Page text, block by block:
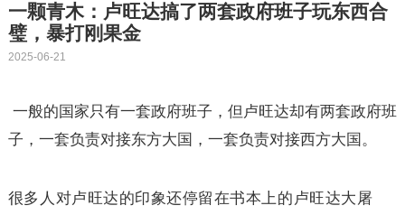
一颗青木：卢旺达搞了两套政府班子玩东西合
璧，暴打刚果金
2025-06-21
一般的国家只有一套政府班子，但卢旺达却有两套政府班
子，一套负责对接东方大国，一套负责对接西方大国。
很多人对卢旺达的印象还停留在书本上的卢旺达大屠